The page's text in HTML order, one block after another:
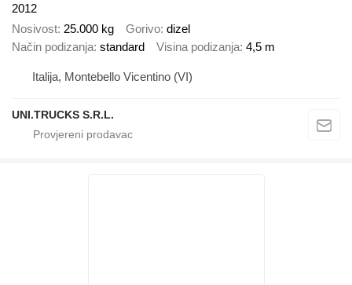
2012
Nosivost 25.000 kg Gorivo dizel
Način podizanja standard Visina podizanja 4,5 m
Italija, Montebello Vicentino (VI)
UNI.TRUCKS S.R.L.